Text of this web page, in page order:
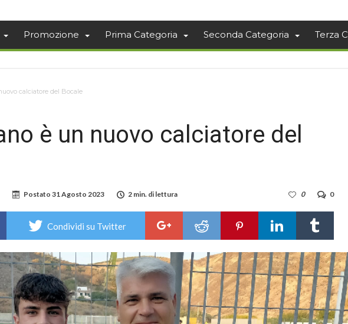
Promozione Prima Categoria Seconda Categoria Terza
calciatore del Bocale
è un nuovo calciatore del
Postato 31 Agosto 2023 2 min. di lettura 0
0
Condividi su Twitter